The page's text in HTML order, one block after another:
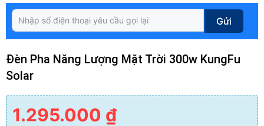
Gửi
Đèn Pha Năng Lượng Mặt Trời 300w KungFu
Solar
1.295.000 ₫